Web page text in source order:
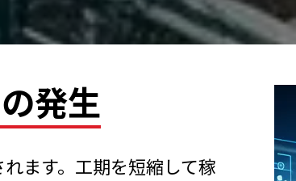
発生
ます。工期を短縮して稼